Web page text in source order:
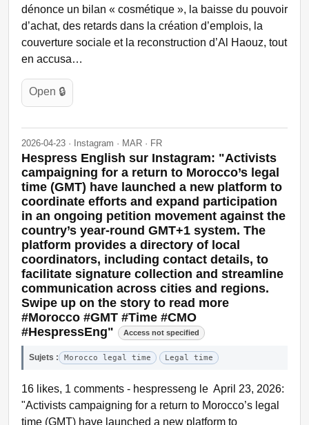
dénonce un bilan « cosmétique », la baisse du pouvoir
d’achat, des retards dans la création d’emplois, la
couverture sociale et la reconstruction d’Al Haouz, tout
en accusa…
Open 🔒
2026-04-23 · Instagram · MAR · FR
Hespress English sur Instagram: "Activists
campaigning for a return to Morocco’s legal
time (GMT) have launched a new platform to
coordinate efforts and expand participation
in an ongoing petition movement against the
country’s year-round GMT+1 system. The
platform provides a directory of local
coordinators, including contact details, to
facilitate signature collection and streamline
communication across cities and regions.
Swipe up on the story to read more
#Morocco #GMT #Time #CMO
#HespressEng"
Access not specified
Sujets : Morocco legal time Legal time
16 likes, 1 comments - hespresseng le April 23, 2026:
"Activists campaigning for a return to Morocco’s legal
time (GMT) have launched a new platform to